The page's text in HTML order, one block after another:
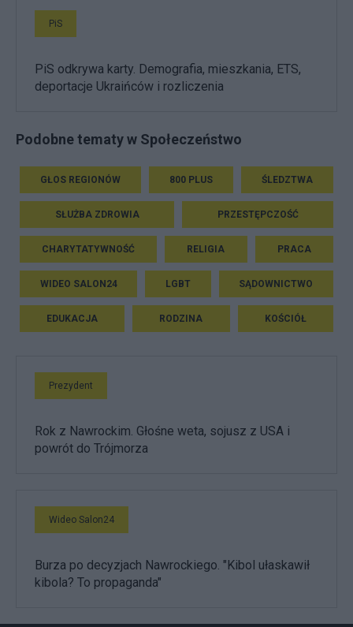
PiS
PiS odkrywa karty. Demografia, mieszkania, ETS,
deportacje Ukraińców i rozliczenia
Podobne tematy w Społeczeństwo
GŁOS REGIONÓW 800 PLUS ŚLEDZTWA
SŁUŻBA ZDROWIA PRZESTĘPCZOŚĆ
CHARYTATYWNOŚĆ RELIGIA PRACA
WIDEO SALON24 LGBT SĄDOWNICTWO
EDUKACJA RODZINA KOŚCIÓŁ
Prezydent
Rok z Nawrockim. Głośne weta, sojusz z USA i
powrót do Trójmorza
Wideo Salon24
Burza po decyzjach Nawrockiego. "Kibol ułaskawił
kibola? To propaganda"